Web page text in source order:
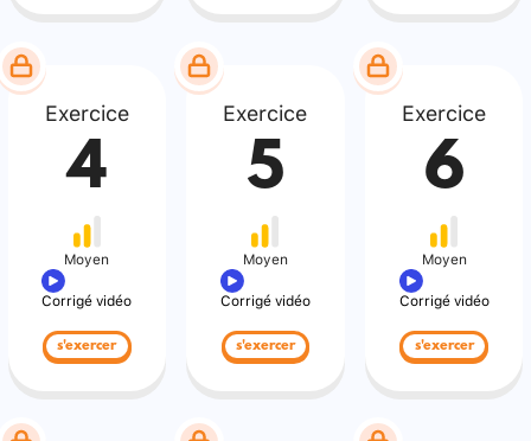
Exercice
4
Moyen
Corrigé vidéo
s'exercer
Exercice
5
Moyen
Corrigé vidéo
s'exercer
Exercice
6
Moyen
Corrigé vidéo
s'exercer